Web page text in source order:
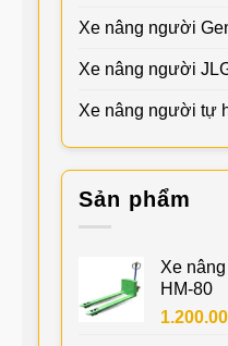
Xe nâng người
Xe nâng người
Xe nâng người tự
Sản phẩm
Xe
HM-80